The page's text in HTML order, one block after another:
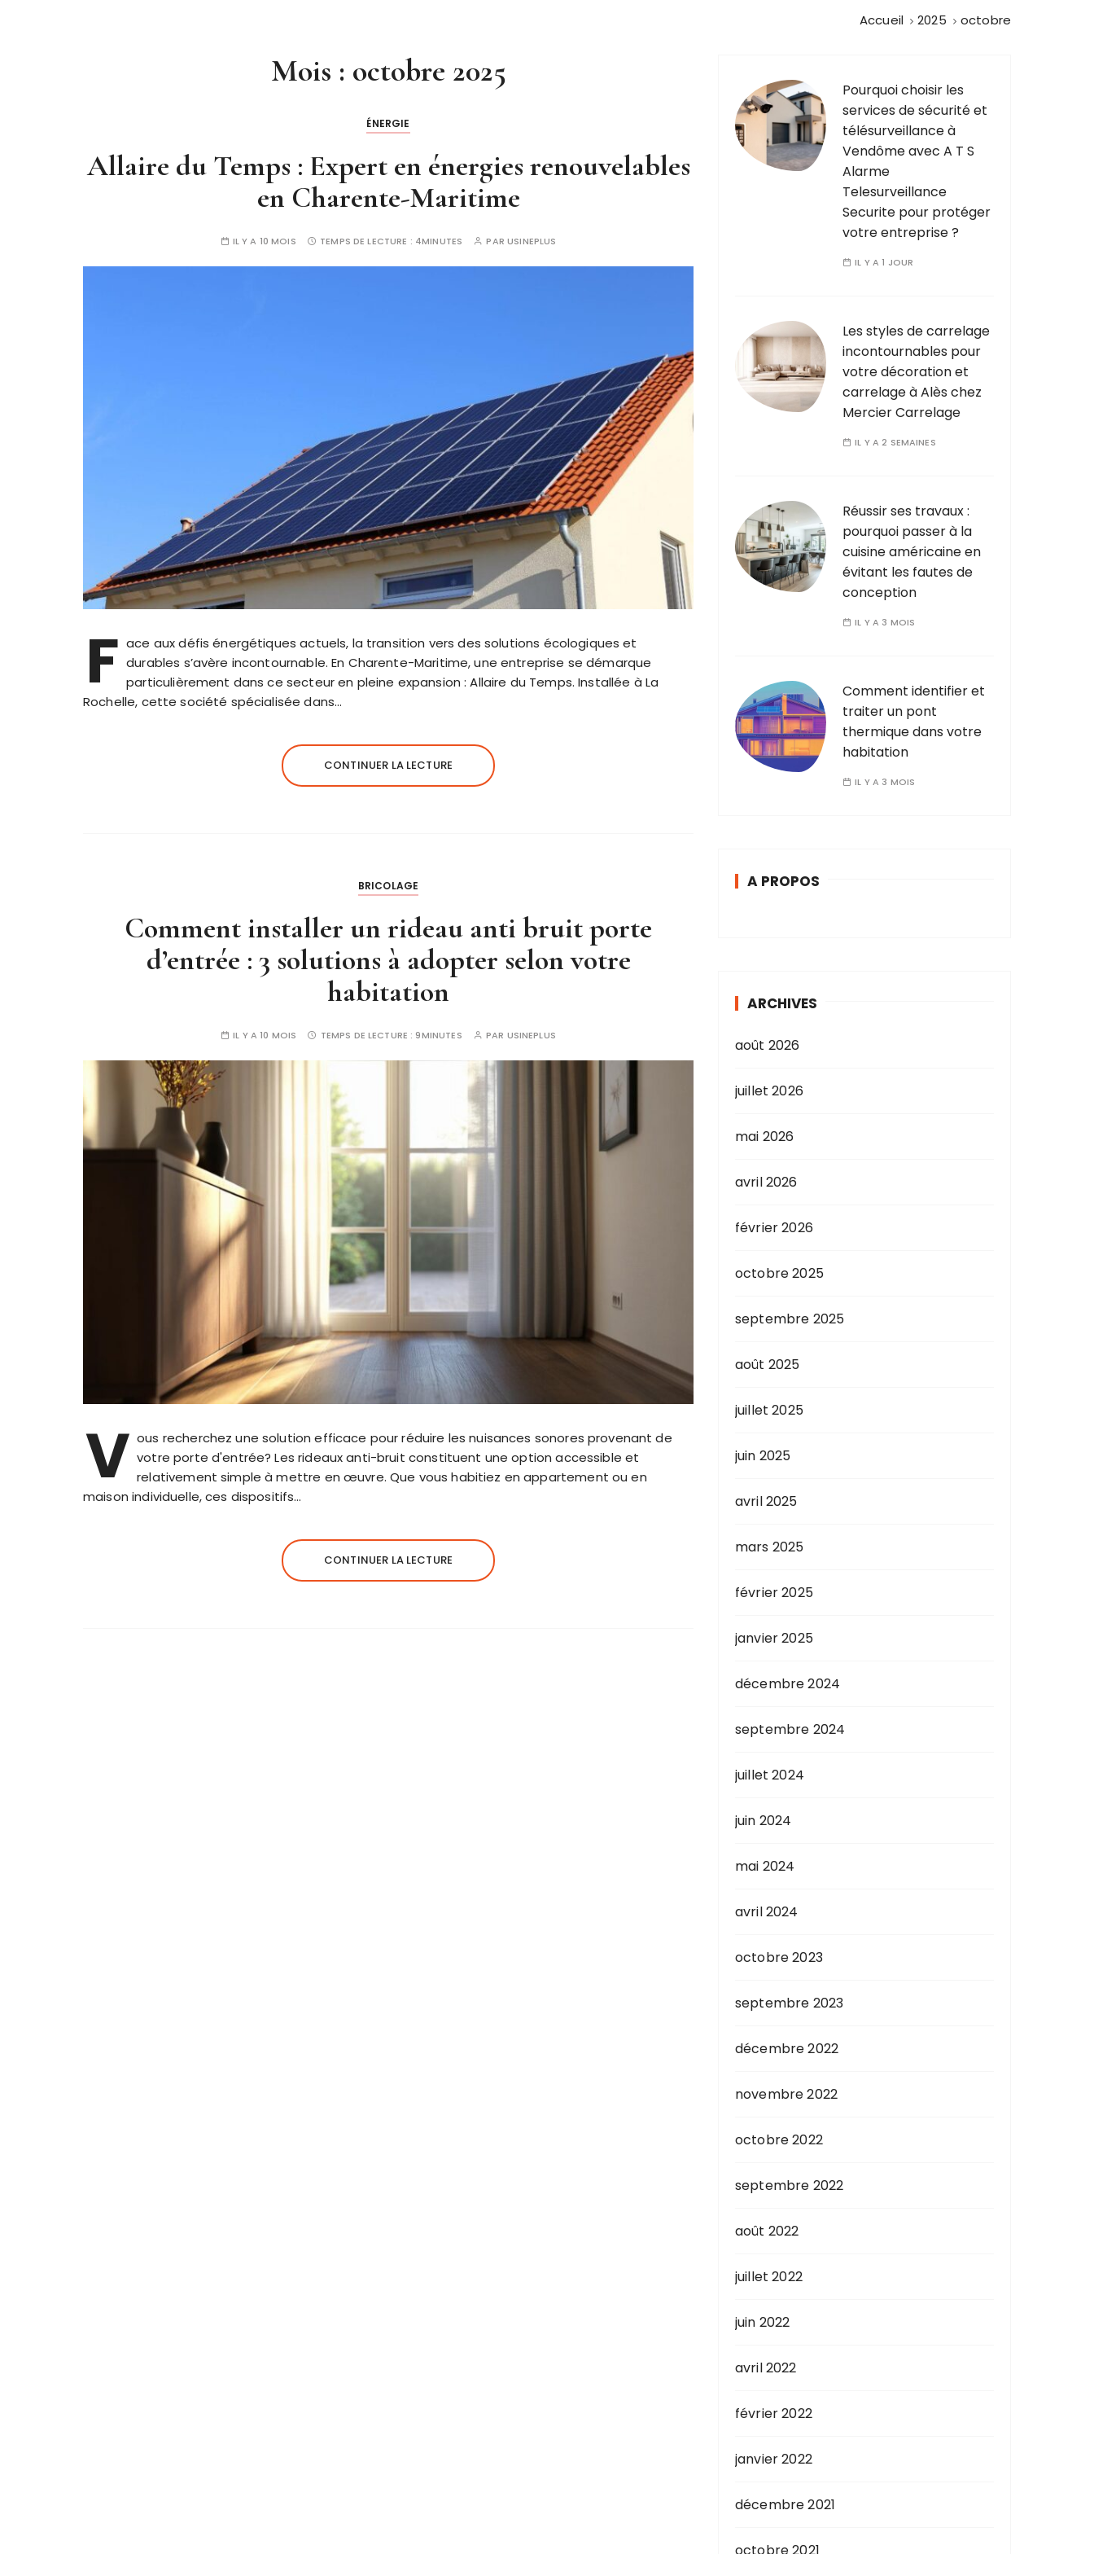
Accueil 2025 octobre
Mois : octobre 2025
ÉNERGIE
Allaire du Temps : Expert en énergies renouvelables
en Charente-Maritime
IL Y A 10 MOIS TEMPS DE LECTURE : 4MINUTES PARUSINEPLUS
F ace aux défis énergétiques actuels, la transition vers des solutions écologiques et
durables s’avère incontournable. En Charente-Maritime, une entreprise se démarque
particulièrement dans ce secteur en pleine expansion : Allaire du Temps. Installée à La
Rochelle, cette société spécialisée dans…
CONTINUER LA LECTURE
BRICOLAGE
Comment installer un rideau anti bruit porte
d’entrée : 3 solutions à adopter selon votre
habitation
IL Y A 10 MOIS TEMPS DE LECTURE : 9MINUTES PAR USINEPLUS
V ous recherchez une solution efficace pour réduire les nuisances sonores provenant de
votre porte d'entrée? Les rideaux anti-bruit constituent une option accessible et
relativement simple à mettre en œuvre. Que vous habitiez en appartement ou en
maison individuelle, ces dispositifs…
CONTINUER LA LECTURE
Pourquoi choisir les
services de sécurité et
télésurveillance à
Vendôme avec A T S
Alarme
Telesurveillance
Securite pour protéger
votre entreprise ?
IL Y A 1 JOUR
Les styles de carrelage
incontournables pour
votre décoration et
carrelage à Alès chez
Mercier Carrelage
IL Y A 2 SEMAINES
Réussir ses travaux :
pourquoi passer à la
cuisine américaine en
évitant les fautes de
conception
IL Y A 3 MOIS
Comment identifier et
traiter un pont
thermique dans votre
habitation
IL Y A 3 MOIS
A PROPOS
ARCHIVES
août 2026
juillet 2026
mai 2026
avril 2026
février 2026
octobre 2025
septembre 2025
août 2025
juillet 2025
juin 2025
avril 2025
mars 2025
février 2025
janvier 2025
décembre 2024
septembre 2024
juillet 2024
juin 2024
mai 2024
avril 2024
octobre 2023
septembre 2023
décembre 2022
novembre 2022
octobre 2022
septembre 2022
août 2022
juillet 2022
juin 2022
avril 2022
février 2022
janvier 2022
décembre 2021
octobre 2021